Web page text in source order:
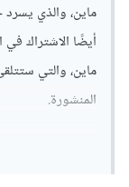
ماين، والذي يسرد
أيضًا الاشتراك
ماين، والتي
المنشورة.